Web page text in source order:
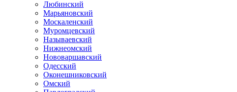
Любинский
Марьяновский
Москаленский
Муромцевский
Называевский
Нижнеомский
Нововаршавский
Одесский
Оконешниковский
Омский